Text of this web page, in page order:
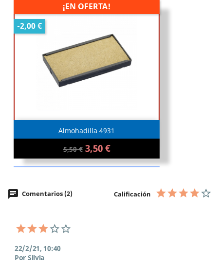
Almohadilla 4931
5,50 € 3,50 €
¡EN OFERTA!
-2,00 €
chat Comentarios (2) Calificación
22/2/21, 10:40
Por Silvia